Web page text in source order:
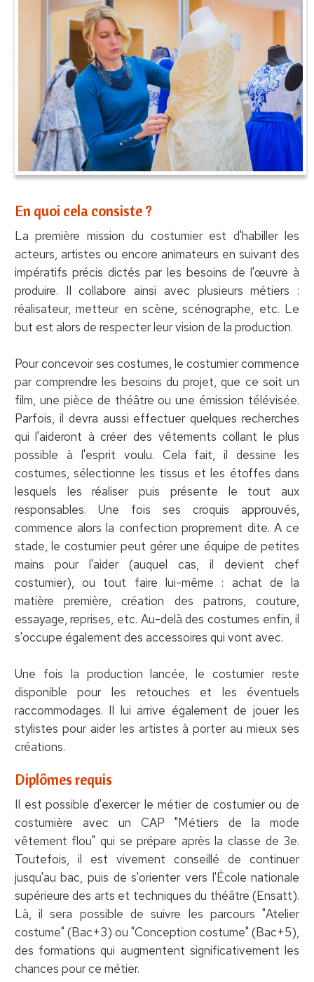
En quoi cela consiste ?
La première mission du costumier est d'habiller les
acteurs, artistes ou encore animateurs en suivant des
impératifs précis dictés par les besoins de l'œuvre à
produire. Il collabore ainsi avec plusieurs métiers :
réalisateur, metteur en scène, scénographe, etc. Le
but est alors de respecter leur vision de la production.
Pour concevoir ses costumes, le costumier commence
par comprendre les besoins du projet, que ce soit un
film, une pièce de théâtre ou une émission télévisée.
Parfois, il devra aussi effectuer quelques recherches
qui l'aideront à créer des vêtements collant le plus
possible à l'esprit voulu. Cela fait, il dessine les
costumes, sélectionne les tissus et les étoffes dans
lesquels les réaliser puis présente le tout aux
responsables. Une fois ses croquis approuvés,
commence alors la confection proprement dite. A ce
stade, le costumier peut gérer une équipe de petites
mains pour l'aider (auquel cas, il devient chef
costumier), ou tout faire lui-même : achat de la
matière première, création des patrons, couture,
essayage, reprises, etc. Au-delà des costumes enfin, il
s'occupe également des accessoires qui vont avec.
Une fois la production lancée, le costumier reste
disponible pour les retouches et les éventuels
raccommodages. Il lui arrive également de jouer les
stylistes pour aider les artistes à porter au mieux ses
créations.
Diplômes requis
Il est possible d'exercer le métier de costumier ou de
costumière avec un CAP "Métiers de la mode
vêtement flou" qui se prépare après la classe de 3e.
Toutefois, il est vivement conseillé de continuer
jusqu'au bac, puis de s'orienter vers l'École nationale
supérieure des arts et techniques du théâtre (Ensatt).
Là, il sera possible de suivre les parcours "Atelier
costume" (Bac+3) ou "Conception costume" (Bac+5),
des formations qui augmentent significativement les
chances pour ce métier.